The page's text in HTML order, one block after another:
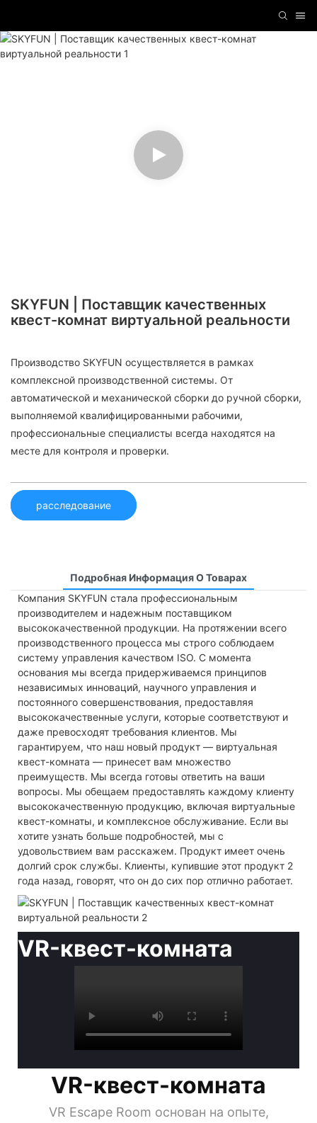
SKYFUN | Поставщик качественных
квест-комнат виртуальной реальности
Производство SKYFUN осуществляется в рамках
комплексной производственной системы. От
автоматической и механической сборки до ручной сборки,
выполняемой квалифицированными рабочими,
профессиональные специалисты всегда находятся на
месте для контроля и проверки.
расследование
Подробная Информация О Товарах
Компания SKYFUN стала профессиональным
производителем и надежным поставщиком
высококачественной продукции. На протяжении всего
производственного процесса мы строго соблюдаем
систему управления качеством ISO. С момента
основания мы всегда придерживаемся принципов
независимых инноваций, научного управления и
постоянного совершенствования, предоставляя
высококачественные услуги, которые соответствуют и
даже превосходят требования клиентов. Мы
гарантируем, что наш новый продукт — виртуальная
квест-комната — принесет вам множество
преимуществ. Мы всегда готовы ответить на ваши
вопросы. Мы обещаем предоставлять каждому клиенту
высококачественную продукцию, включая виртуальные
квест-комнаты, и комплексное обслуживание. Если вы
хотите узнать больше подробностей, мы с
удовольствием вам расскажем. Продукт имеет очень
долгий срок службы. Клиенты, купившие этот продукт 2
года назад, говорят, что он до сих пор отлично работает.
VR-квест-комната
VR-квест-комната
VR Escape Room основан на опыте,